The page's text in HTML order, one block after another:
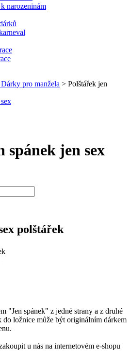
narozeninám
Dárky pro manžela > Polštářek jen
spánek jen sex
polštářek
"Jen spánek" z jedné strany a z druhé
ložnice může být originálním dárkem
u nás na internetovém e-shopu